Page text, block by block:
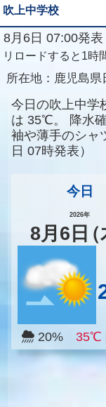
吹上中学校
8月6日 07:00発表
リロードすると1時
所在地： 鹿児島県
今日の吹上中学
は 35℃。 降水
袖や薄手のシャ
日 07時発表）
今日
2026年
8月 6 日（
20% 35℃